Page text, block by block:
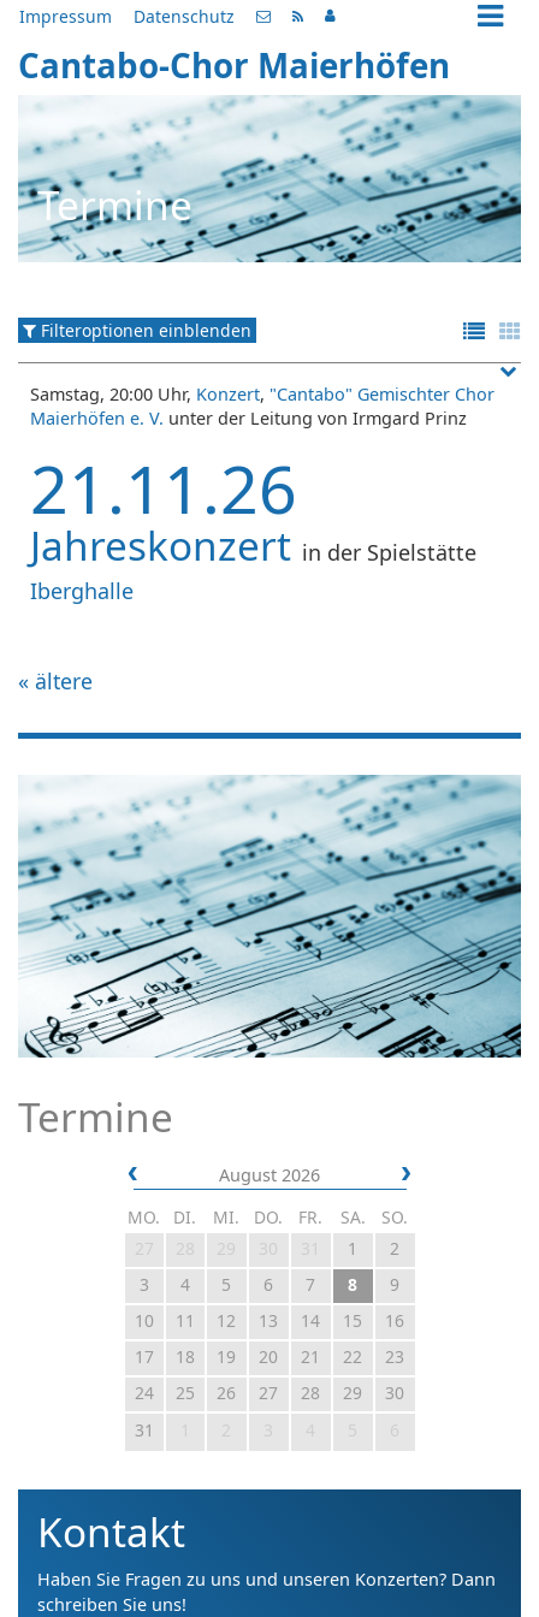
Impressum Datenschutz
Cantabo-Chor Maierhöfen
Termine
Filteroptionen einblenden
Samstag, 20:00 Uhr, Konzert, "Cantabo" Gemischter Chor
Maierhöfen e. V. unter der Leitung von Irmgard Prinz
21.11.26
Jahreskonzert in der Spielstätte
Iberghalle
« ältere
Termine
August 2026
MO.
DI. MI. DO. FR. SA.
SO.
27
29 30 31 1
2
3
4 5 6 7 8
9
10
11 12 13 14 15
16
17
18 19 20 21 22
23
24
25 26 27 28 29
30
31
2 3 4 5 6
Kontakt
Haben Sie Fragen zu uns und unseren Konzerten? Dann
schreiben Sie uns!